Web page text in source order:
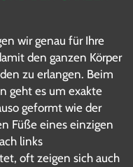
wir genau für Ihre
den ganzen Körper
zu erlangen. Beim
geht es um exakte
geformt wie der
Füße eines einzigen
links
oft zeigen sich auch